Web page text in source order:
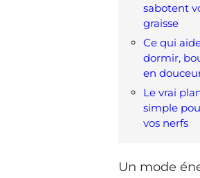
sabotent
graisse
Ce qui
dormir,
en
Le vrai
simple
vos nerfs
Un mode